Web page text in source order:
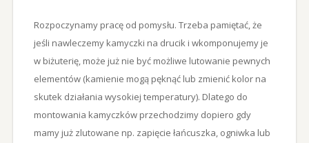
Rozpoczynamy pracę od pomysłu. Trzeba pamiętać, że
jeśli nawleczemy kamyczki na drucik i wkomponujemy je
w biżuterię, może już nie być możliwe lutowanie pewnych
elementów (kamienie mogą pęknąć lub zmienić kolor na
skutek działania wysokiej temperatury). Dlatego do
montowania kamyczków przechodzimy dopiero gdy
mamy już zlutowane np. zapięcie łańcuszka, ogniwka lub